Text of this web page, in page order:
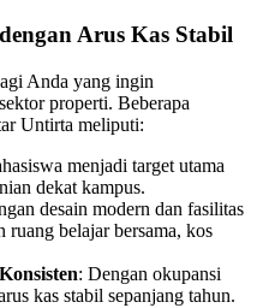
Arus Kas Stabil
Anda yang ingin
properti. Beberapa
Untirta meliputi:
menjadi target utama
dekat kampus.
desain modern dan fasilitas
belajar bersama, kos
: Dengan okupansi
kas stabil sepanjang tahun.